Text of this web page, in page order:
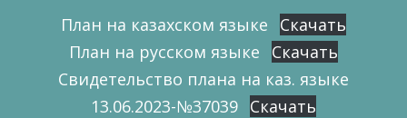
План на казахском языке
Скачать
План на русском языке
Скачать
Свидетельство плана на каз. языке
13.06.2023-№37039 Скачать